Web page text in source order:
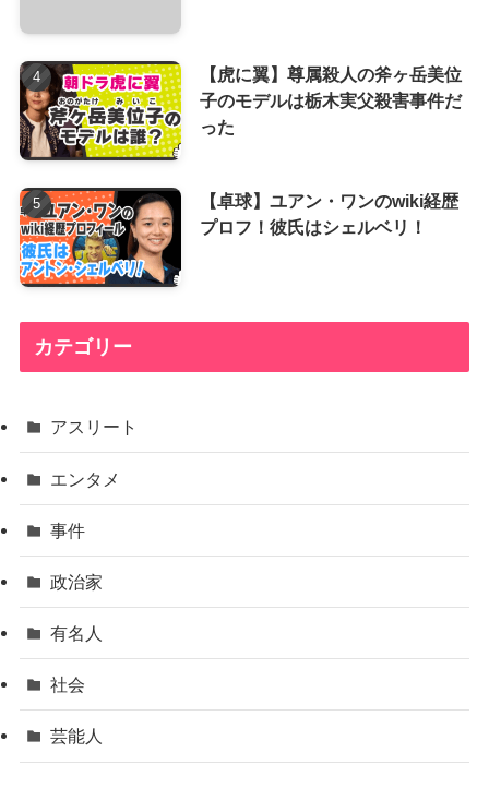
【虎に翼】尊属殺人の斧ヶ岳美位
子のモデルは栃木実父殺害事件だ
った
【卓球】ユアン・ワンのwiki経歴
プロフ！彼氏はシェルベリ！
カテゴリー
アスリート
エンタメ
事件
政治家
有名人
社会
芸能人